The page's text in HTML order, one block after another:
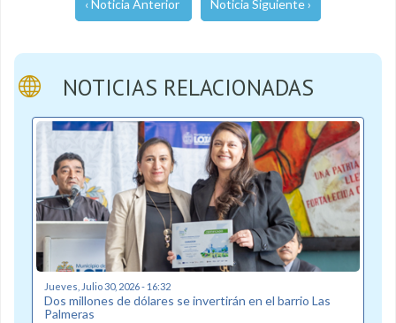
‹ Noticia Anterior Noticia Siguiente ›
NOTICIAS RELACIONADAS
Jueves, Julio 30, 2026 - 16:32
Dos millones de dólares se invertirán en el barrio Las
Palmeras